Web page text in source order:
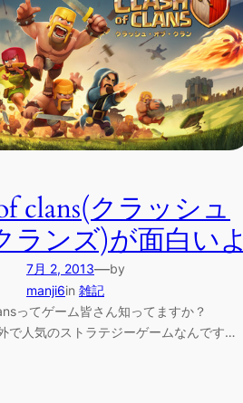
clans(クラッシュ
ランズ)が面白いよ
7月 2, 2013—by
manji6in 雑記
ってゲーム皆さん知ってますか？
で人気のストラテジーゲームなんです…